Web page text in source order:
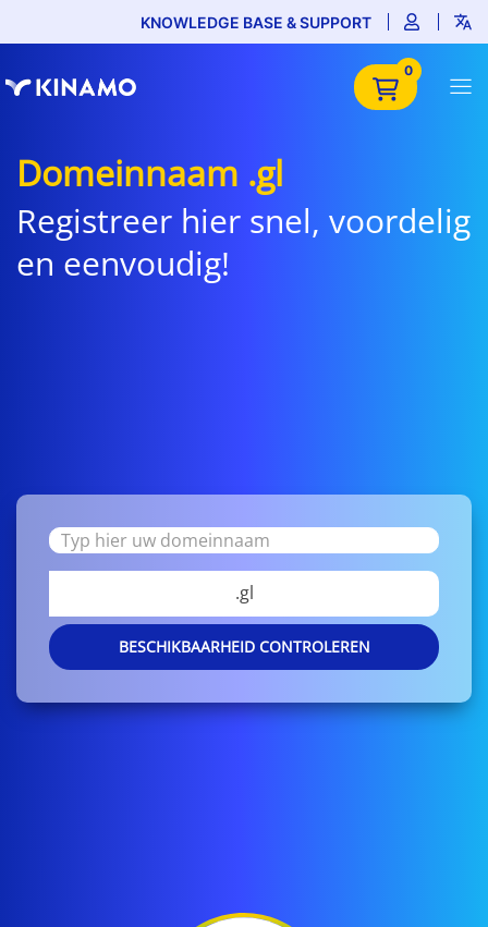
KNOWLEDGE BASE & SUPPORT
0
Domeinnaam .gl
Registreer hier snel, voordelig
en eenvoudig!
.gl
BESCHIKBAARHEID CONTROLEREN